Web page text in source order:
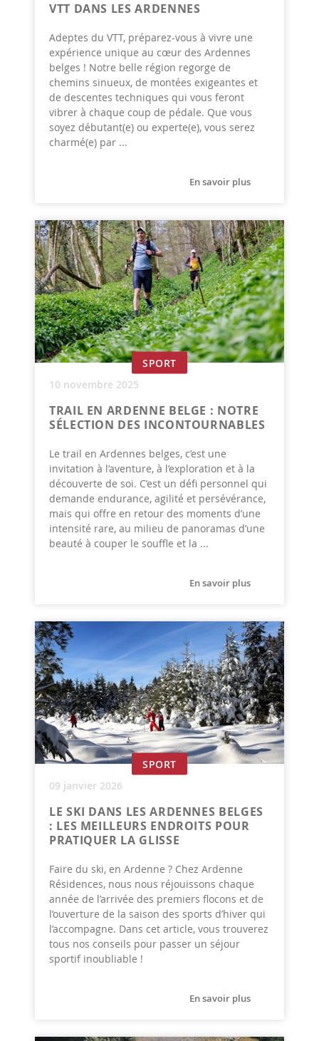
VTT DANS LES ARDENNES
Adeptes du VTT, préparez-vous à vivre une
expérience unique au cœur des Ardennes
belges ! Notre belle région regorge de
chemins sinueux, de montées exigeantes et
de descentes techniques qui vous feront
vibrer à chaque coup de pédale. Que vous
soyez débutant(e) ou experte(e), vous serez
charmé(e) par ...
En savoir plus
SPORT
10 novembre 2025
TRAIL EN ARDENNE BELGE : NOTRE
SÉLECTION DES INCONTOURNABLES
Le trail en Ardennes belges, c’est une
invitation à l’aventure, à l’exploration et à la
découverte de soi. C’est un défi personnel qui
demande endurance, agilité et persévérance,
mais qui offre en retour des moments d’une
intensité rare, au milieu de panoramas d’une
beauté à couper le souffle et la ...
En savoir plus
SPORT
09 janvier 2026
LE SKI DANS LES ARDENNES BELGES
: LES MEILLEURS ENDROITS POUR
PRATIQUER LA GLISSE
Faire du ski, en Ardenne ? Chez Ardenne
Résidences, nous nous réjouissons chaque
année de l’arrivée des premiers flocons et de
l’ouverture de la saison des sports d’hiver qui
l’accompagne. Dans cet article, vous trouverez
tous nos conseils pour passer un séjour
sportif inoubliable !
En savoir plus